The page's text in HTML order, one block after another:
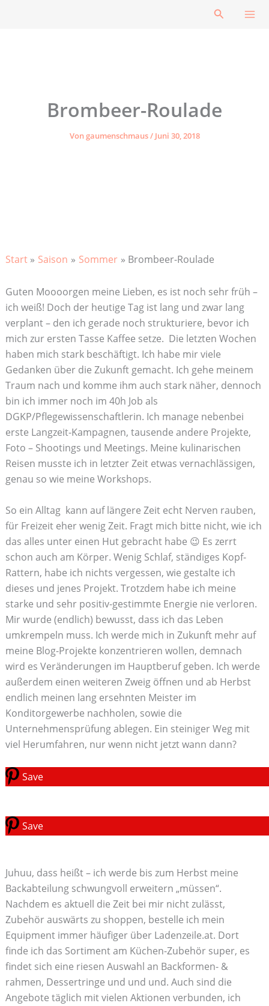
Suchen
Brombeer-Roulade
Vongaumenschmaus/ Juni 30, 2018
Start Saison Sommer Brombeer-Roulade
Guten Moooorgen meine Lieben, es ist noch sehr früh –
ich weiß! Doch der heutige Tag ist lang und zwar lang
verplant – den ich gerade noch strukturiere, bevor ich
mich zur ersten Tasse Kaffee setze. Die letzten Wochen
haben mich stark beschäftigt. Ich habe mir viele
Gedanken über die Zukunft gemacht. Ich gehe meinem
Traum nach und komme ihm auch stark näher, dennoch
bin ich immer noch im 40h Job als
DGKP/Pflegewissenschaftlerin. Ich manage nebenbei
erste Langzeit-Kampagnen, tausende andere Projekte,
Foto – Shootings und Meetings. Meine kulinarischen
Reisen musste ich in letzter Zeit etwas vernachlässigen,
genau so wie meine Workshops.
So ein Alltag kann auf längere Zeit echt Nerven rauben,
für Freizeit eher wenig Zeit. Fragt mich bitte nicht, wie ich
das alles unter einen Hut gebracht habe 😉 Es zerrt
schon auch am Körper. Wenig Schlaf, ständiges Kopf-
Rattern, habe ich nichts vergessen, wie gestalte ich
dieses und jenes Projekt. Trotzdem habe ich meine
starke und sehr positiv-gestimmte Energie nie verloren.
Mir wurde (endlich) bewusst, dass ich das Leben
umkrempeln muss. Ich werde mich in Zukunft mehr auf
meine Blog-Projekte konzentrieren wollen, demnach
wird es Veränderungen im Hauptberuf geben. Ich werde
außerdem einen weiteren Zweig öffnen und ab Herbst
endlich meinen lang ersehnten Meister im
Konditorgewerbe nachholen, sowie die
Unternehmensprüfung ablegen. Ein steiniger Weg mit
viel Herumfahren, nur wenn nicht jetzt wann dann?
Save
Save
Juhuu, dass heißt – ich werde bis zum Herbst meine
Backabteilung schwungvoll erweitern „müssen“.
Nachdem es aktuell die Zeit bei mir nicht zulässt,
Zubehör auswärts zu shoppen, bestelle ich mein
Equipment immer häufiger über Ladenzeile.at. Dort
finde ich das Sortiment am Küchen-Zubehör super, es
findet sich eine riesen Auswahl an Backformen- &
rahmen, Dessertringe und und und. Auch sind die
Angebote täglich mit vielen Aktionen verbunden, ich